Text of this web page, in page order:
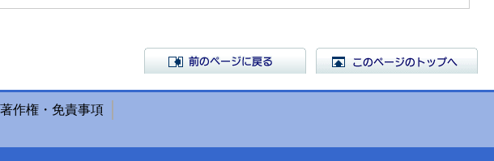
前のページに戻る
著作権・免責事項